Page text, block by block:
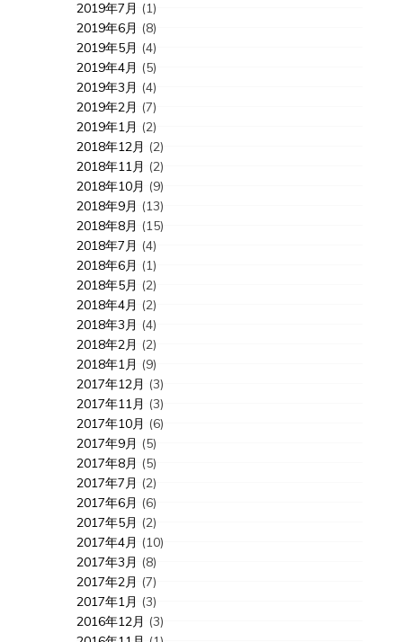
2019年7月 (1)
2019年6月 (8)
2019年5月 (4)
2019年4月 (5)
2019年3月 (4)
2019年2月 (7)
2019年1月 (2)
2018年12月 (2)
2018年11月 (2)
2018年10月 (9)
2018年9月 (13)
2018年8月 (15)
2018年7月 (4)
2018年6月 (1)
2018年5月 (2)
2018年4月 (2)
2018年3月 (4)
2018年2月 (2)
2018年1月 (9)
2017年12月 (3)
2017年11月 (3)
2017年10月 (6)
2017年9月 (5)
2017年8月 (5)
2017年7月 (2)
2017年6月 (6)
2017年5月 (2)
2017年4月 (10)
2017年3月 (8)
2017年2月 (7)
2017年1月 (3)
2016年12月 (3)